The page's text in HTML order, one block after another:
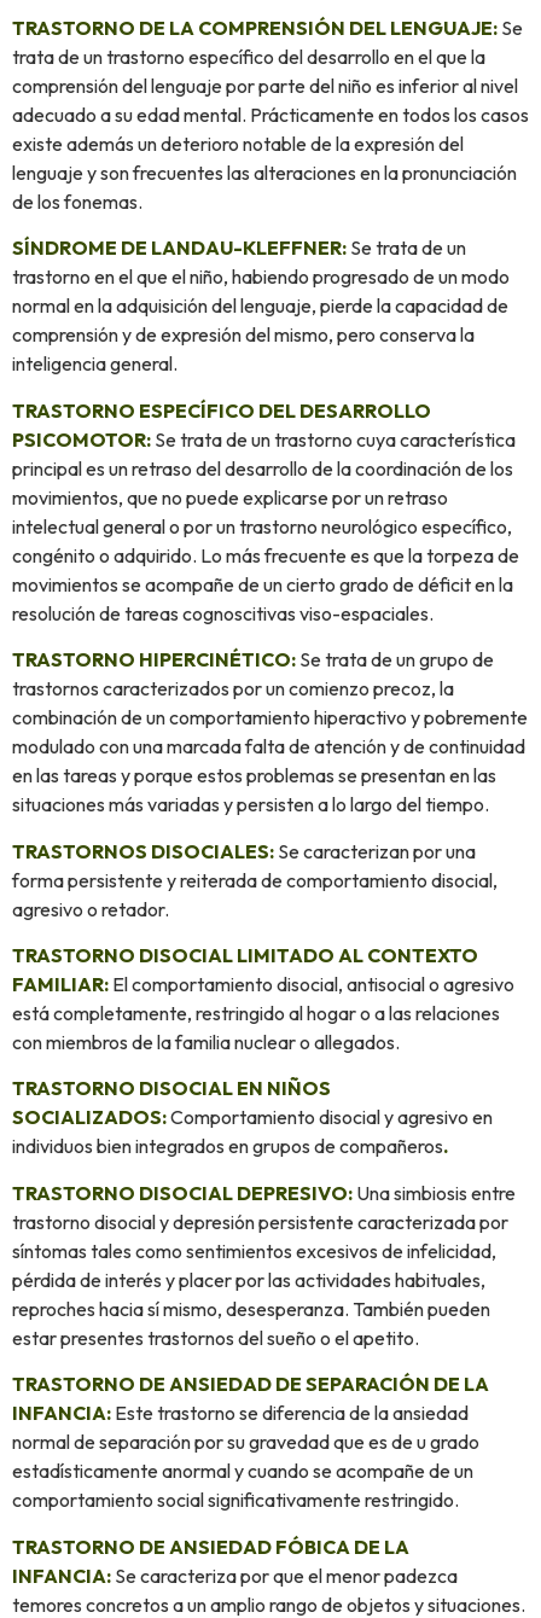
TRASTORNO DE LA COMPRENSIÓN DEL LENGUAJE: Se
trata de un trastorno específico del desarrollo en el que la
comprensión del lenguaje por parte del niño es inferior al nivel
adecuado a su edad mental. Prácticamente en todos los casos
existe además un deterioro notable de la expresión del
lenguaje y son frecuentes las alteraciones en la pronunciación
de los fonemas.
SÍNDROME DE LANDAU-KLEFFNER: Se trata de un
trastorno en el que el niño, habiendo progresado de un modo
normal en la adquisición del lenguaje, pierde la capacidad de
comprensión y de expresión del mismo, pero conserva la
inteligencia general.
TRASTORNO ESPECÍFICO DEL DESARROLLO
PSICOMOTOR: Se trata de un trastorno cuya característica
principal es un retraso del desarrollo de la coordinación de los
movimientos, que no puede explicarse por un retraso
intelectual general o por un trastorno neurológico específico,
congénito o adquirido. Lo más frecuente es que la torpeza de
movimientos se acompañe de un cierto grado de déficit en la
resolución de tareas cognoscitivas viso-espaciales.
TRASTORNO HIPERCINÉTICO: Se trata de un grupo de
trastornos caracterizados por un comienzo precoz, la
combinación de un comportamiento hiperactivo y pobremente
modulado con una marcada falta de atención y de continuidad
en las tareas y porque estos problemas se presentan en las
situaciones más variadas y persisten a lo largo del tiempo.
TRASTORNOS DISOCIALES: Se caracterizan por una
forma persistente y reiterada de comportamiento disocial,
agresivo o retador.
TRASTORNO DISOCIAL LIMITADO AL CONTEXTO
FAMILIAR: El comportamiento disocial, antisocial o agresivo
está completamente, restringido al hogar o a las relaciones
con miembros de la familia nuclear o allegados.
TRASTORNO DISOCIAL EN NIÑOS
SOCIALIZADOS:Comportamiento disocial y agresivo en
individuos bien integrados en grupos de compañeros.
TRASTORNO DISOCIAL DEPRESIVO: Una simbiosis entre
trastorno disocial y depresión persistente caracterizada por
síntomas tales como sentimientos excesivos de infelicidad,
pérdida de interés y placer por las actividades habituales,
reproches hacia sí mismo, desesperanza. También pueden
estar presentes trastornos del sueño o el apetito.
TRASTORNO DE ANSIEDAD DE SEPARACIÓN DE LA
INFANCIA: Este trastorno se diferencia de la ansiedad
normal de separación por su gravedad que es de u grado
estadísticamente anormal y cuando se acompañe de un
comportamiento social significativamente restringido.
TRASTORNO DE ANSIEDAD FÓBICA DE LA
INFANCIA: Se caracteriza por que el menor padezca
temores concretos a un amplio rango de objetos y situaciones.